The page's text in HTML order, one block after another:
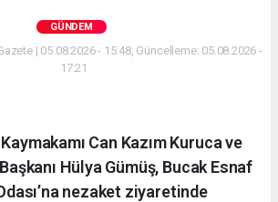
GÜNDEM
| 05.08.2026 - 15:48, Güncelleme: 05.08.2026 -
17:21
Can Kazım Kuruca ve
Hülya Gümüş, Bucak Esnaf
nezaket ziyaretinde